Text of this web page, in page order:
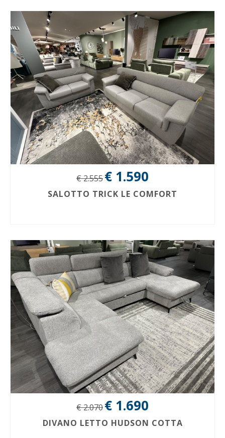
€ 2.555€ 1.590
SALOTTO TRICK LE COMFORT
€ 2.070€ 1.690
DIVANO LETTO HUDSON COTTA